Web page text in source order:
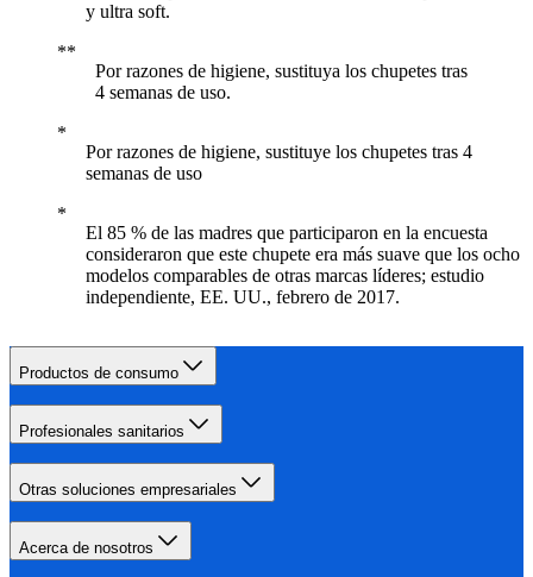
y ultra soft.
Por razones de higiene, sustituya los chupetes tras
4 semanas de uso.
Por razones de higiene, sustituye los chupetes tras 4
semanas de uso
El 85 % de las madres que participaron en la encuesta
consideraron que este chupete era más suave que los ocho
modelos comparables de otras marcas líderes; estudio
independiente, EE. UU., febrero de 2017.
Productos de consumo
Profesionales sanitarios
Otras soluciones empresariales
Acerca de nosotros